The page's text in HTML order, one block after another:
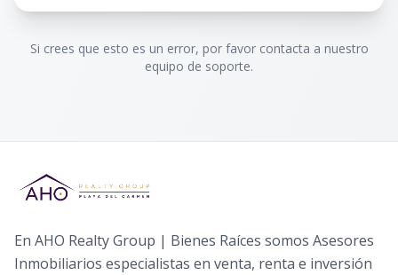
Si crees que esto es un error, por favor contacta a nuestro
equipo de soporte.
En AHO Realty Group | Bienes Raíces somos Asesores
Inmobiliarios especialistas en venta, renta e inversión